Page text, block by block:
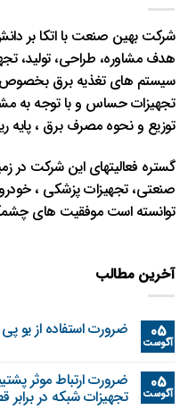
شرکت بهین صنعت با اتکا بر
هدف مشاوره، طراحی، تولید،
سیستم های تغذیه برق
تجهیزات حساس و با توجه به
توزیع و نحوه مصرف برق ، پایه
گستره فعالیتهای این شرکت در
صنعتی، تجهیزات پزشکی ،
توانسته است موفقیت های
آخرین مطالب
05
آگوست
ضرورت استفاده از یو
05
آگوست
تجهیزات شبکه در